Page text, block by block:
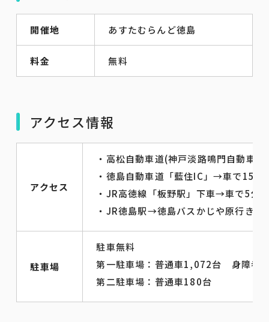
開催地 あすたむらんど徳島
料金 無料
アクセス情報
アクセス
・高松自動車道(神戸淡路鳴門自動車
・徳島自動車道「藍住IC」→車で15分
・JR高徳線「板野駅」下車→車で5分
・JR徳島駅→徳島バスかじや原行き
駐車場
駐車無料
第一駐車場：普通車1,072台 身障者
第二駐車場：普通車180台